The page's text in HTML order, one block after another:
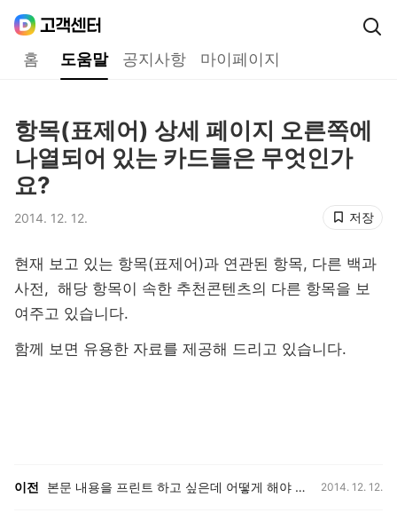
홈 도움말 공지사항 마이페이지
항목(표제어) 상세 페이지 오른쪽에
나열되어 있는 카드들은 무엇인가
요?
저장
2014. 12. 12.
현재 보고 있는 항목(표제어)과 연관된 항목, 다른 백과
사전, 해당 항목이 속한 추천콘텐츠의 다른 항목을 보
여주고 있습니다.
함께 보면 유용한 자료를 제공해 드리고 있습니다.
이전 본문 내용을 프린트 하고 싶은데 어떻게 해야 하나요? 2014. 12. 12.